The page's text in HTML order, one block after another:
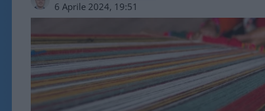
6 Aprile 2024, 19:51